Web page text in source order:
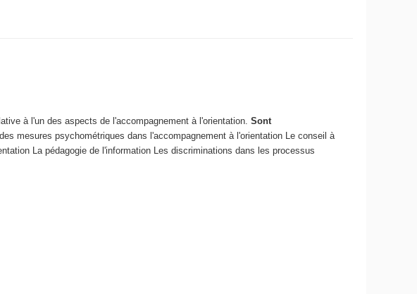
à l'un des aspects de l'accompagnement à l'orientation.Sont
mesures psychométriques dans l'accompagnement à l'orientation Le conseil à
La pédagogie de l'information Les discriminations dans les processus